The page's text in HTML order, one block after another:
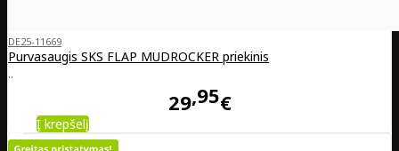
DE25-11669
Purvasaugis SKS FLAP MUDROCKER priekinis
..
29 95€
Į krepšelį